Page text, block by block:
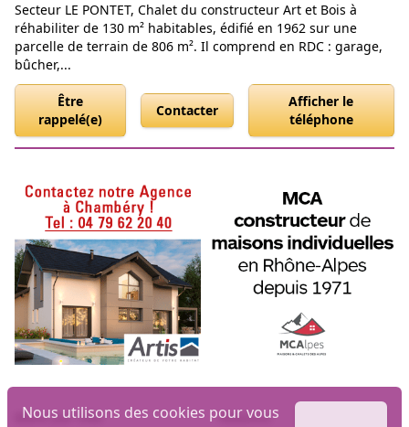
Secteur LE PONTET, Chalet du constructeur Art et Bois à
réhabiliter de 130 m² habitables, édifié en 1962 sur une
parcelle de terrain de 806 m². Il comprend en RDC : garage,
bûcher,...
Être
rappelé(e)
Contacter
Afficher le
téléphone
Nous utilisons des cookies pour vous
Biens par ville Maisons